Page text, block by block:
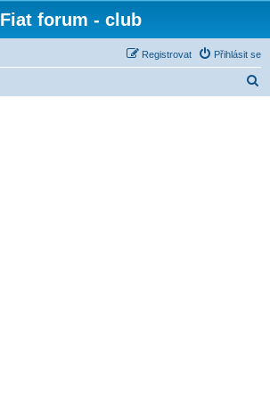
Fiat forum - club
Přihlásit se
Registrovat